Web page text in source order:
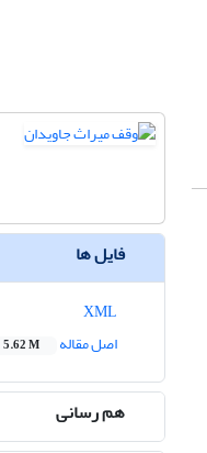
فایل ها
اصل مقاله
5.62 M
هم رسانی